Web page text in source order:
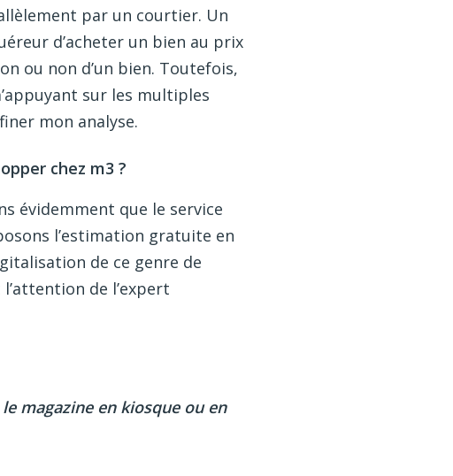
par un courtier. Un
d’acheter un bien au prix
ou non d’un bien. Toutefois,
sur les multiples
mon analyse.
chez m3 ?
évidemment que le service
l’estimation gratuite en
de ce genre de
de l’expert
magazine en kiosque ou en